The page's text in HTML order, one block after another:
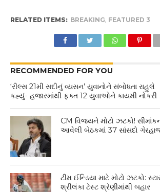
RELATED ITEMS: BREAKING FEATURED 3
RECOMMENDED FOR YOU
‘રીલ્સ 21મી સદીનું વ્યસન’ યુવાનોને સંબોધતા રાહુલે
કહ્યું- હજારમાંથી ફક્ત 12 યુવાઓને કાયમી નોકરી
CM વિજયને મોટો ઝટકો!
આવેલી બેઠકમાં 37 સાંસદો
ટીમ ઈન્ડિયા માટે મોટો ઝટકો:
શ્રીલંકા ટેસ્ટ શ્રેણીમાંથી બહાર